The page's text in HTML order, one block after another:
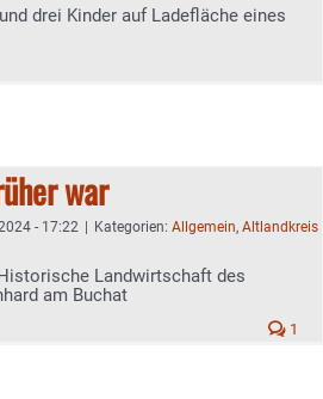
drei Kinder auf Ladefläche eines
war
- 17:22 Kategorien: Allgemein, Altlandkreis
Landwirtschaft des
am Buchat
1